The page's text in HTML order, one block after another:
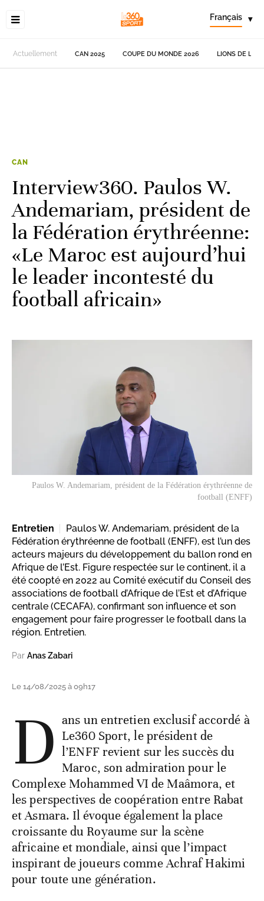
Français ▾
Actuellement CAN 2025 COUPE DU MONDE 2026 LIONS DE
CAN
Interview360. Paulos W.
Andemariam, président de
la Fédération érythréenne:
«Le Maroc est aujourd’hui
le leader incontesté du
football africain»
Paulos W. Andemariam, président de la Fédération érythréenne de
football (ENFF)
Entretien
Paulos W. Andemariam, président de la
Fédération érythréenne de football (ENFF), est l’un des
acteurs majeurs du développement du ballon rond en
Afrique de l’Est. Figure respectée sur le continent, il a
été coopté en 2022 au Comité exécutif du Conseil des
associations de football d’Afrique de l’Est et d’Afrique
centrale (CECAFA), confirmant son influence et son
engagement pour faire progresser le football dans la
région. Entretien.
Par Anas Zabari
Le 14/08/2025 à 09h17
D ans un entretien exclusif accordé à
Le360 Sport, le président de
l’ENFF revient sur les succès du
Maroc, son admiration pour le
Complexe Mohammed VI de Maâmora, et
les perspectives de coopération entre Rabat
et Asmara. Il évoque également la place
croissante du Royaume sur la scène
africaine et mondiale, ainsi que l’impact
inspirant de joueurs comme Achraf Hakimi
pour toute une génération.